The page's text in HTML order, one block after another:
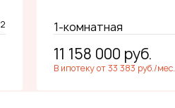
2 1-комнатная
11 158 000 руб.
В ипотеку от 33 383 руб./мес.